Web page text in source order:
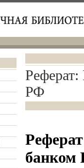
РФ
банком